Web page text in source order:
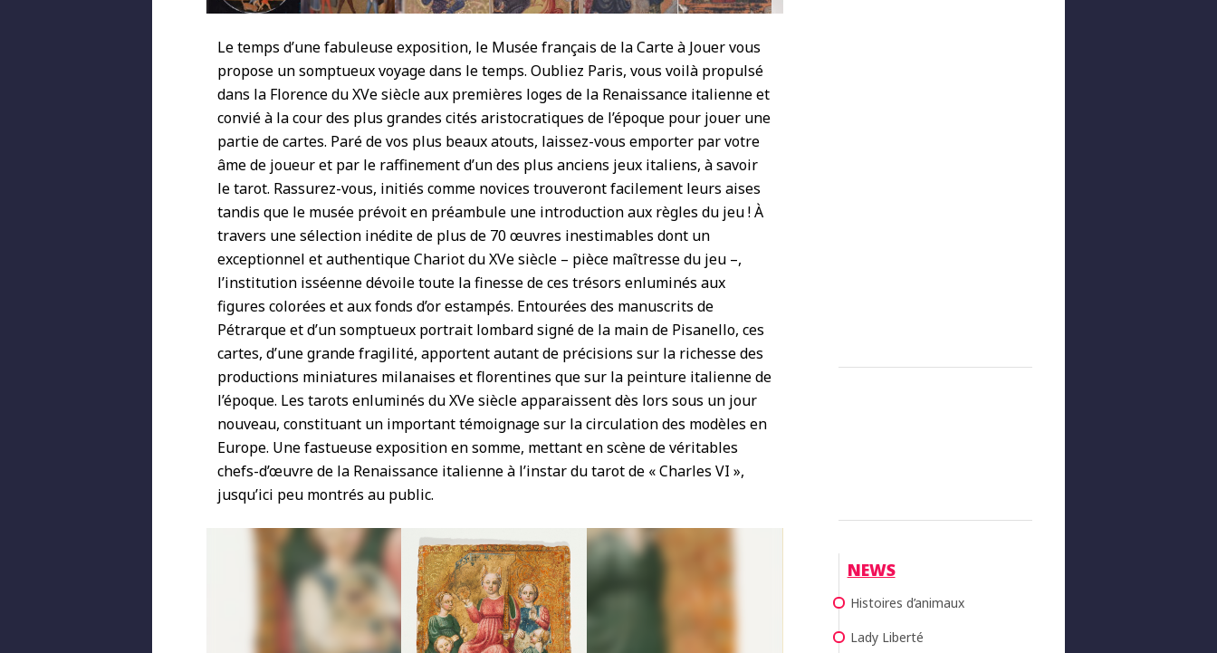
Le temps d’une fabuleuse exposition, le Musée français de la Carte à Jouer vous
propose un somptueux voyage dans le temps. Oubliez Paris, vous voilà propulsé
dans la Florence du XVe siècle aux premières loges de la Renaissance italienne et
convié à la cour des plus grandes cités aristocratiques de l’époque pour jouer une
partie de cartes. Paré de vos plus beaux atouts, laissez-vous emporter par votre
âme de joueur et par le raffinement d’un des plus anciens jeux italiens, à savoir
le tarot. Rassurez-vous, initiés comme novices trouveront facilement leurs aises
tandis que le musée prévoit en préambule une introduction aux règles du jeu ! À
travers une sélection inédite de plus de 70 œuvres inestimables dont un
exceptionnel et authentique Chariot du XVe siècle – pièce maîtresse du jeu –,
l’institution isséenne dévoile toute la finesse de ces trésors enluminés aux
figures colorées et aux fonds d’or estampés. Entourées des manuscrits de
Pétrarque et d’un somptueux portrait lombard signé de la main de Pisanello, ces
cartes, d’une grande fragilité, apportent autant de précisions sur la richesse des
productions miniatures milanaises et florentines que sur la peinture italienne de
l’époque. Les tarots enluminés du XVe siècle apparaissent dès lors sous un jour
nouveau, constituant un important témoignage sur la circulation des modèles en
Europe. Une fastueuse exposition en somme, mettant en scène de véritables
chefs-d’œuvre de la Renaissance italienne à l’instar du tarot de « Charles VI »,
jusqu’ici peu montrés au public.
NEWS
Histoires d’animaux
Lady Liberté